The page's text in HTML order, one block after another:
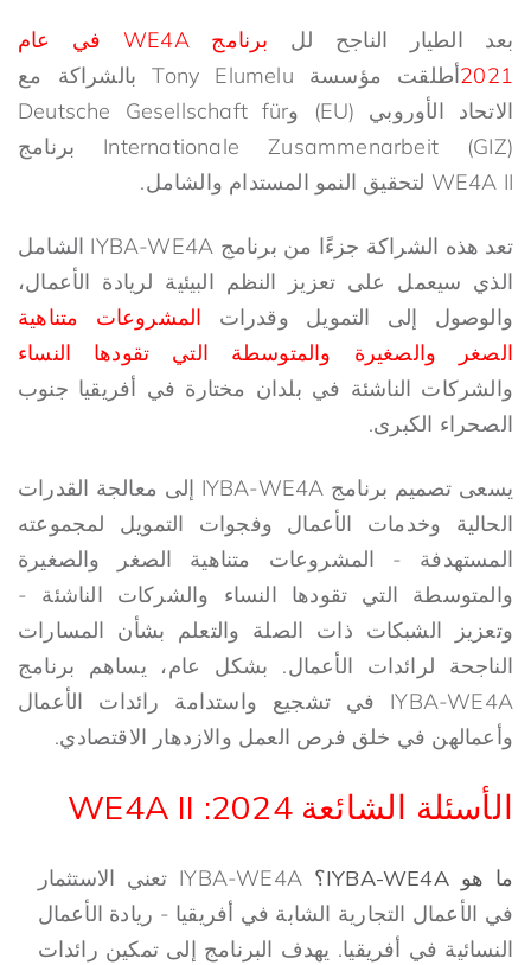
بعد الطيار الناجح لل
برنامج WE4A في عام
2021
أطلقت مؤسسة Tony Elumelu بالشراكة مع
الاتحاد الأوروبي (EU) وDeutsche Gesellschaft für
Internationale Zusammenarbeit (GIZ) برنامج
WE4A II لتحقيق النمو المستدام والشامل.
تعد هذه الشراكة جزءًا من برنامج IYBA-WE4A الشامل
الذي سيعمل على تعزيز النظم البيئية لريادة الأعمال،
والوصول إلى التمويل وقدرات المشروعات متناهية
الصغر والصغيرة والمتوسطة التي تقودها النساء
والشركات الناشئة في بلدان مختارة في أفريقيا جنوب
الصحراء الكبرى.
يسعى تصميم برنامج IYBA-WE4A إلى معالجة القدرات
الحالية وخدمات الأعمال وفجوات التمويل لمجموعته
المستهدفة - المشروعات متناهية الصغر والصغيرة
والمتوسطة التي تقودها النساء والشركات الناشئة -
وتعزيز الشبكات ذات الصلة والتعلم بشأن المسارات
الناجحة لرائدات الأعمال. بشكل عام، يساهم برنامج
IYBA-WE4A في تشجيع واستدامة رائدات الأعمال
وأعمالهن في خلق فرص العمل والازدهار الاقتصادي.
الأسئلة الشائعة 2024: WE4A II
ما هو IYBA-WE4A؟
IYBA-WE4A تعني الاستثمار
في الأعمال التجارية الشابة في أفريقيا - ريادة الأعمال
النسائية في أفريقيا. يهدف البرنامج إلى تمكين رائدات